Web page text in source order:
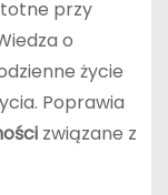
przy
o
życie
Poprawia
związane z